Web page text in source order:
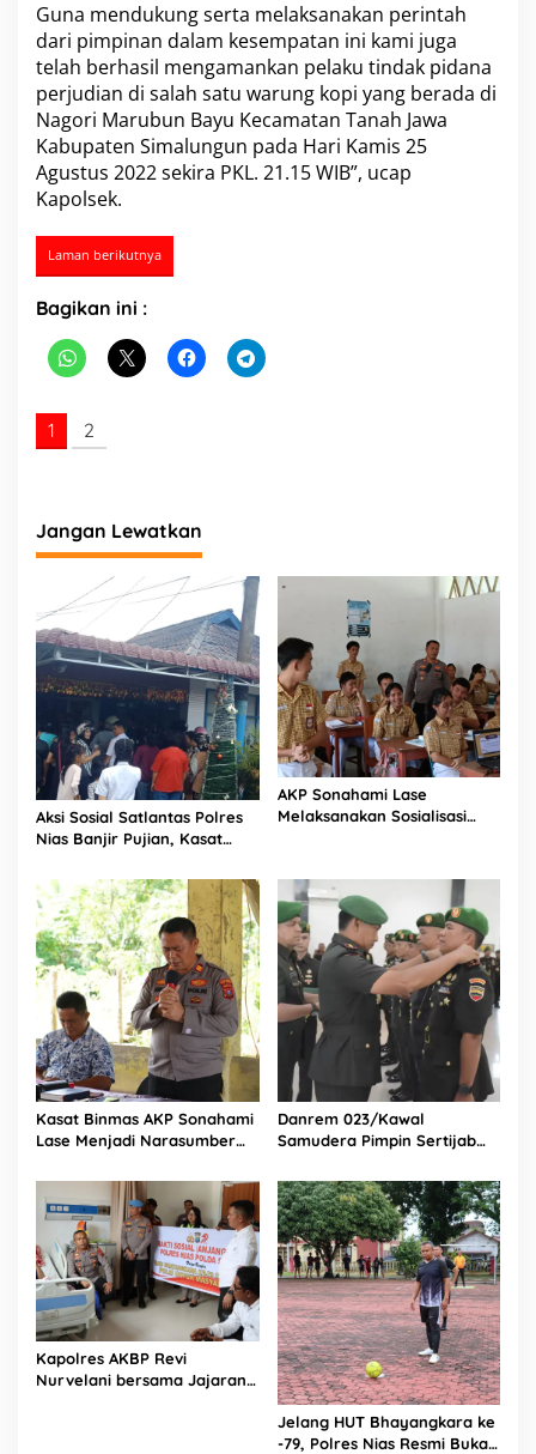
T
a
n
a
h
a
w
n
J
g
e
l
Guna mendukung serta melaksanakan perintah
dari pimpinan dalam kesempatan ini kami juga
telah berhasil mengamankan pelaku tindak pidana
perjudian di salah satu warung kopi yang berada di
Nagori Marubun Bayu Kecamatan Tanah Jawa
Kabupaten Simalungun pada Hari Kamis 25
Agustus 2022 sekira PKL. 21.15 WIB”, ucap
Kapolsek.
Laman berikutnya
Bagikan ini :
1 2
Jangan Lewatkan
Aksi Sosial Satlantas Polres
Nias Banjir Pujian, Kasat
Bagikan 1.000 Dus Kopi
Fresco untuk Warga di
Tengah Sulitnya Ekonomi
AKP Sonahami Lase
Melaksanakan Sosialisasi
Selatan
Kasat Binmas AKP Sonahami
Lase Menjadi Narasumber
Persekutuan Doa
Danrem 023/Kawal
Samudera Pimpin Sertijab
Kapolres AKBP Revi
Nurvelani bersama Jajaran
Jelang HUT Bhayangkara ke
-79, Polres Nias Resmi Buka